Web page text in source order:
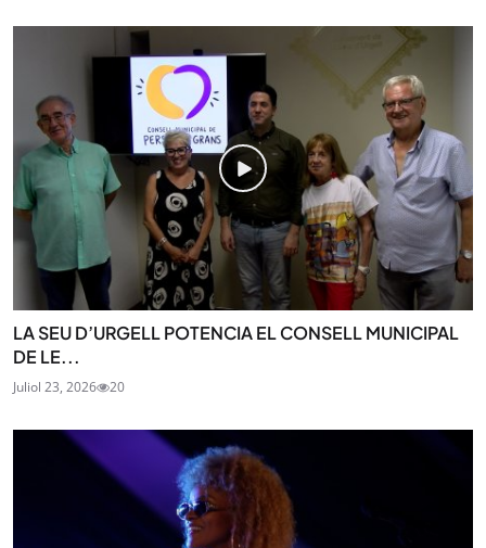
LA SEU D’URGELL POTENCIA EL CONSELL MUNICIPAL
DE LE...
Juliol 23, 2026 20